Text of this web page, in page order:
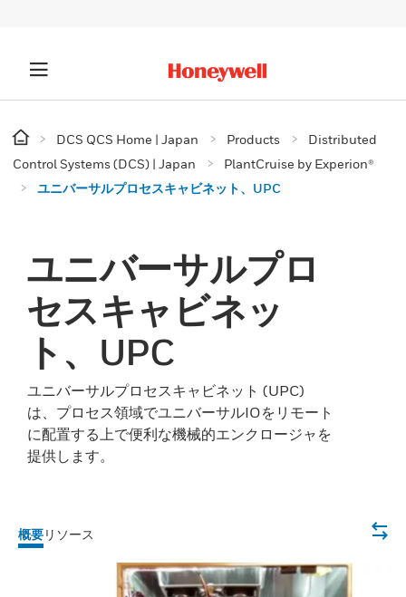
DCS QCS Home | Japan Products
Distributed
Control Systems (DCS) | Japan
PlantCruise by Experion®
ユニバーサルプロセスキャビネット、UPC
ユニバーサルプロ
セスキャビネッ
ト、UPC
ユニバーサルプロセスキャビネット (UPC)
は、プロセス領域でユニバーサルIOをリモート
に配置する上で便利な機械的エンクロージャを
提供します。
概要リソース